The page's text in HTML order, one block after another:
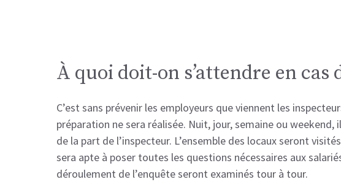
À quoi doit-on s’attendre en
C’est sans prévenir les employeurs que viennent les
préparation ne sera réalisée. Nuit, jour, semaine ou
de la part de l’inspecteur. L’ensemble des locaux seront
sera apte à poser toutes les questions nécessaires aux
déroulement de l’enquête seront examinés tour à tour.